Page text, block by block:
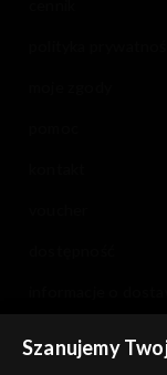
Szanujemy